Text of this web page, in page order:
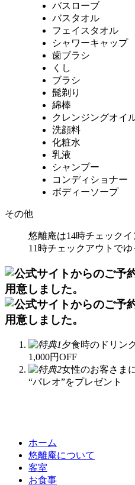
バスローブ
バスタオル
フェイスタオル
シャワーキャップ
歯ブラシ
くし
ブラシ
髭剃り
綿棒
クレンジングオイ
洗顔料
化粧水
乳液
シャンプー
コンディショナー
ボディーソープ
その他
悠離庵は14時チェックイ
11時チェックアウトでゆ
夕食時のドリン
1,000円OFF
女性のお客さま
“パレオ”をプレゼント
ホーム
悠離庵について
客室
お食事